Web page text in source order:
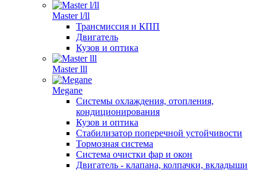
Master l/ll
Трансмиссия и КПП
Двигатель
Кузов и оптика
Master lll
Megane
Системы охлаждения, отопления,
кондиционирования
Кузов и оптика
Стабилизатор поперечной устойчивости
Тормозная система
Система очистки фар и окон
Двигатель - клапана, колпачки, вкладыши